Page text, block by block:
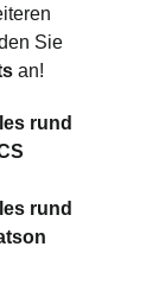
Sie
an!
rund
rund